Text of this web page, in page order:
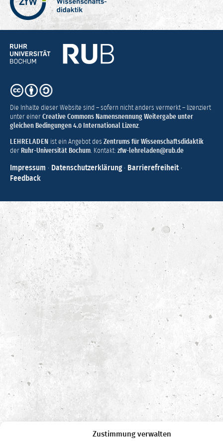
Zustimmung verwalten
Wissenschaftsdidaktik
Ruhr-
Universität
CC
BY-
SA
4.0
Die Inhalte dieser Website sind – sofern nicht anders vermerkt – lizenziert
unter einerCreative Commons Namensnennung Weitergabe unter
gleichen Bedingungen 4.0 International Lizenz.
LEHRELADEN ist ein Angebot desZentrums für Wissenschaftsdidaktik
der Ruhr-Universität Bochum. Kontakt: zfw-lehreladen@rub.de
Impressum · Datenschutzerklärung· Barrierefreiheit ·
Feedback